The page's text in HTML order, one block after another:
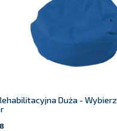
Duża - Wybierz